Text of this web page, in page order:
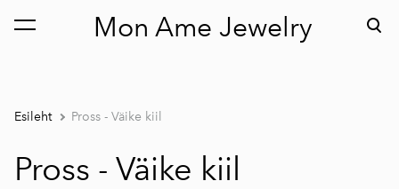
Mon Ame Jewelry
lisati ostukorvi. Vaata ostukorvi
Esileht Pross - Väike kiil
Pross - Väike kiil